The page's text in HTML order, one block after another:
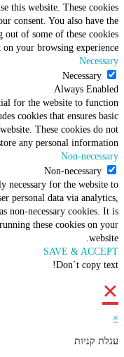
this website. These cookies
consent. You also have the
of some of these cookies
your browsing experience.
Necessary
Necessary
Always Enabled
for the website to function
cookies that ensures basic
These cookies do not
any personal information.
Non-necessary
Non-necessary
necessary for the website to
personal data via analytics,
non-necessary cookies. It is
these cookies on your
website.
SAVE & ACCEPT
Don`t copy text!
×
×
עגלת קניות